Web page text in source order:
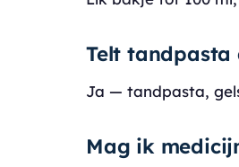
Telt tandpasta
Ja — tandpasta,
Mag ik